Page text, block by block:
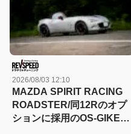
2026/08/03 12:10
MAZDA SPIRIT RACING
ROADSTER/同12Rのオプ
ションに採用のOS-GIKEN